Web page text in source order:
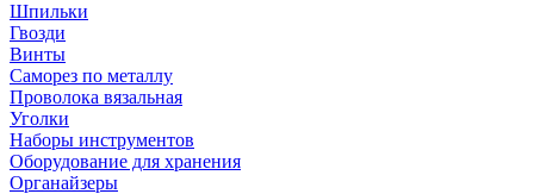
Шпильки
Гвозди
Винты
Саморез по металлу
Проволока вязальная
Уголки
Наборы инструментов
Оборудование для хранения
Органайзеры